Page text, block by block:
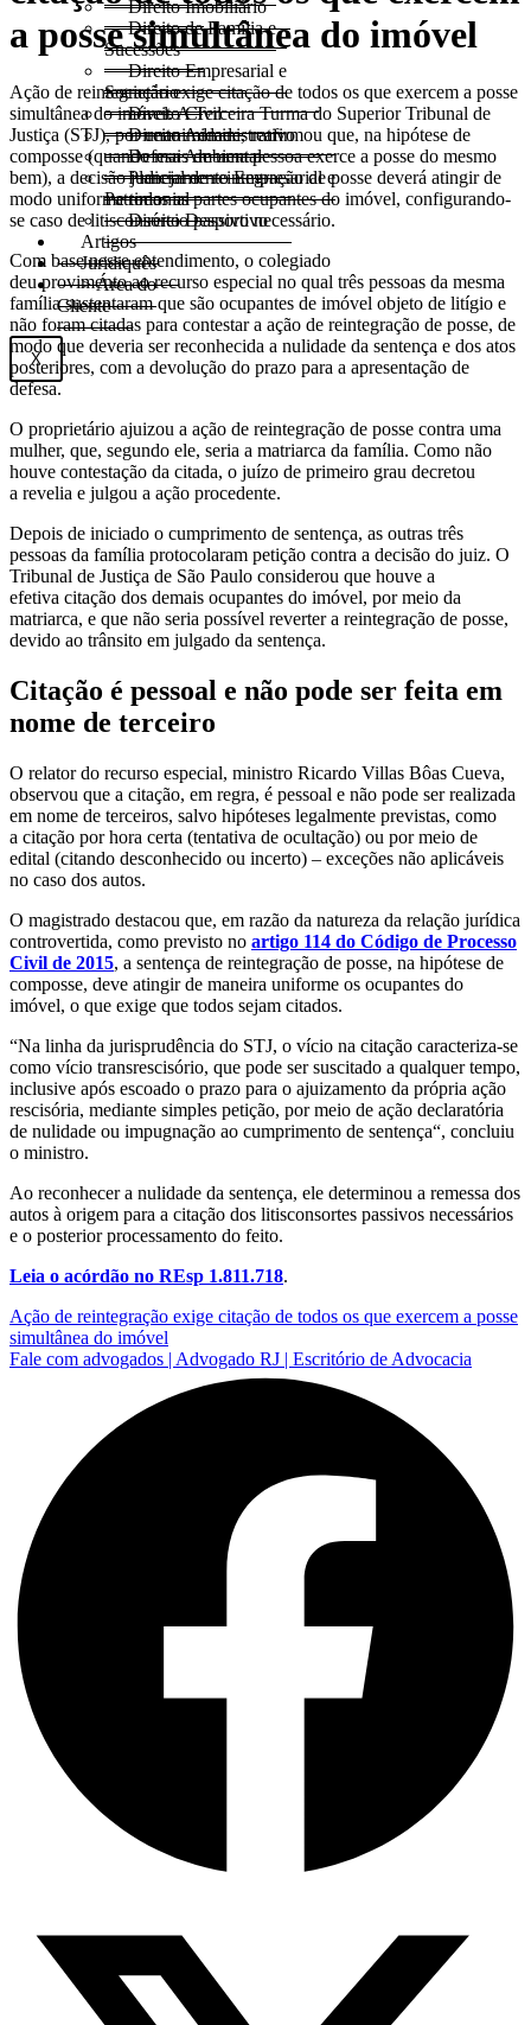
Direito Imobiliário
Direito de Família e
Sucessões
Direito Empresarial e
Societário
Direito Civil
Direito Administrativo
Defesa Ambiental
Planejamento Empresarial e
Patrimonial
Direito Desportivo
Artigos
Juridiquês
> Área do
Cliente
X
a posse simultânea do imóvel
Ação de reintegração exige citação de todos os que exercem a posse
simultânea do imóvel. A Terceira Turma do Superior Tribunal de
Justiça (STJ), por unanimidade, reafirmou que, na hipótese de
composse (quando mais de uma pessoa exerce a posse do mesmo
bem), a decisão judicial de reintegração de posse deverá atingir de
modo uniforme todas as partes ocupantes do imóvel, configurando-
se caso delitisconsórciopassivo necessário.
Com base nesse entendimento, o colegiado
deuprovimentoaorecurso especial no qual três pessoas da mesma
família sustentaram que são ocupantes de imóvel objeto de litígio e
não foram citadas para contestar a ação de reintegração de posse, de
modo que deveria ser reconhecida a nulidade da sentença e dos atos
posteriores, com a devolução do prazo para a apresentação de
defesa.
O proprietário ajuizou a ação de reintegração de posse contra uma
mulher, que, segundo ele, seria a matriarca da família. Como não
houve contestação da citada, o juízo de primeiro grau decretou
a revelia e julgou a ação procedente.
Depois de iniciado o cumprimento de sentença, as outras três
pessoas da família protocolaram petição contra a decisão do juiz. O
Tribunal de Justiça de São Paulo considerou que houve a
efetiva citação dos demais ocupantes do imóvel, por meio da
matriarca, e que não seria possível reverter a reintegração de posse,
devido ao trânsito em julgado da sentença.
Citação é pessoal e não pode ser feita em
nome de terceiro
O relator do recurso especial, ministro Ricardo Villas Bôas Cueva,
observou que a citação, em regra, é pessoal e não pode ser realizada
em nome de terceiros, salvo hipóteses legalmente previstas, como
a citação por hora certa (tentativa de ocultação) ou por meio de
edital (citando desconhecido ou incerto) – exceções não aplicáveis
no caso dos autos.
O magistrado destacou que, em razão da natureza da relação jurídica
controvertida, como previsto no artigo 114 do Código de Processo
Civil de 2015, a sentença de reintegração de posse, na hipótese de
composse, deve atingir de maneira uniforme os ocupantes do
imóvel, o que exige que todos sejam citados.
“Na linha da jurisprudência do STJ, o vício na citação caracteriza-se
como vício transrescisório, que pode ser suscitado a qualquer tempo,
inclusive após escoado o prazo para o ajuizamento da própria ação
rescisória, mediante simples petição, por meio de ação declaratória
de nulidade ou impugnação ao cumprimento de sentença“, concluiu
o ministro.
Ao reconhecer a nulidade da sentença, ele determinou a remessa dos
autos à origem para a citação dos litisconsortes passivos necessários
e o posterior processamento do feito.
Leia o acórdão no REsp 1.811.718.
Ação de reintegração exige citação de todos os que exercem a posse
simultânea do imóvel
Fale com advogados | Advogado RJ | Escritório de Advocacia